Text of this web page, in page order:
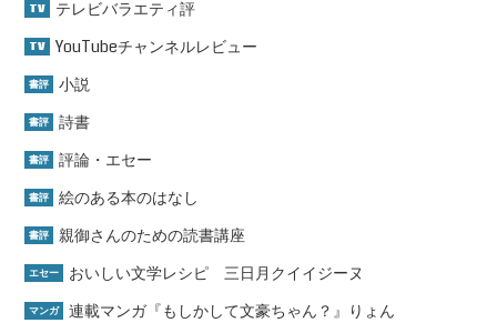
TV テレビバラエティ評
TV YouTubeチャンネルレビュー
書評 小説
書評 詩書
書評 評論・エセー
書評 絵のある本のはなし
書評 親御さんのための読書講座
エセー おいしい文学レシピ 三日月クイイジーヌ
マンガ 連載マンガ『もしかして文豪ちゃん？』りょん